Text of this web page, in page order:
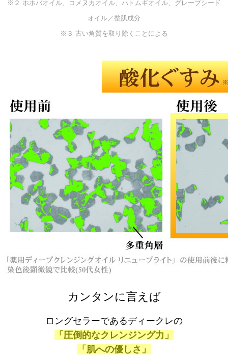
※２ ホホバオイル、コメヌカオイル、ハトムギオイル、グレープシード
オイル／整肌成分
※３ 古い角質を取り除くことによる
カンタンに言えば
ロングセラーであるディークレの
「圧倒的なクレンジング力」
「肌への優しさ」